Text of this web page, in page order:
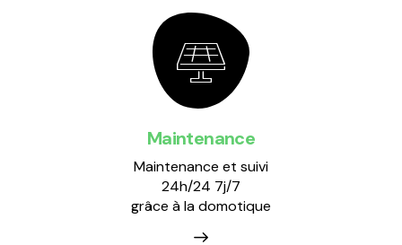
Maintenance
Maintenance et suivi
24h/24 7j/7
grâce à la domotique